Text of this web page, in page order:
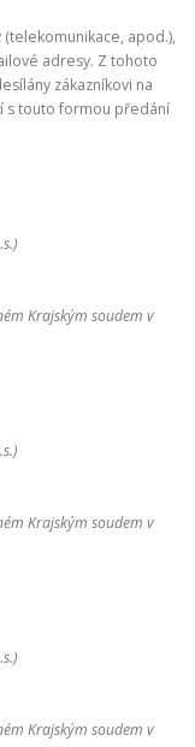
apod.),
adresy. Z tohoto
zákazníkovi na
s touto formou předání
Krajským soudem v
Krajským soudem v
Krajským soudem v